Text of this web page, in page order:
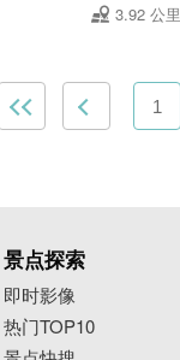
3.92 公里
1
景点探索
即时影像
热门TOP10